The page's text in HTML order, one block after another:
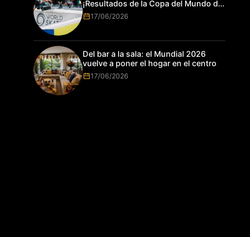
¡Resultados de la Copa del Mundo de
Park de Roma 2026!
17/06/2026
Del bar a la sala: el Mundial 2026
vuelve a poner el hogar en el centro
17/06/2026